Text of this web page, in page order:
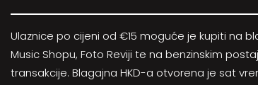
Ulaznice po cijeni od €15 moguće je kupiti na
Music Shopu, Foto Reviji te na benzinskim
transakcije. Blagajna HKD-a otvorena je sat